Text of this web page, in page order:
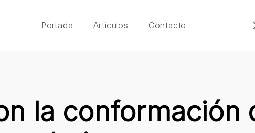
Portada Artículos Contacto
la conformación